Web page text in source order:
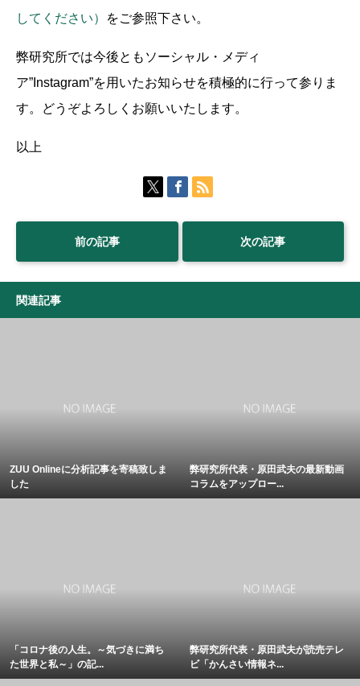
してください）
をご参照下さい。
弊研究所では今後ともソーシャル・メディ
ア”Instagram”を用いたお知らせを積極的に行って参りま
す。どうぞよろしくお願いいたします。
以上
前の記事 次の記事
関連記事
ZUU Onlineに分析記事を寄稿致しま
した
弊研究所代表・原田武夫の最新動画
コラムをアップロー...
「コロナ後の人生。～気づきに満ち
た世界と私～」の記...
弊研究所代表・原田武夫が読売テレ
ビ「かんさい情報ネ...